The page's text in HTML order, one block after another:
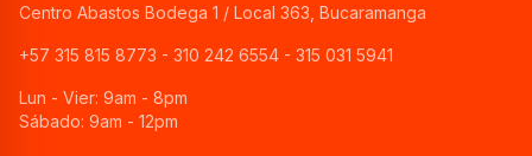
Centro Abastos Bodega 1 / Local 363, Bucaramanga
+57 315 815 8773 - 310 242 6554 - 315 031 5941
Lun - Vier: 9am - 8pm
Sábado: 9am - 12pm